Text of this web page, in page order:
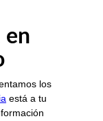
en
los
está a tu